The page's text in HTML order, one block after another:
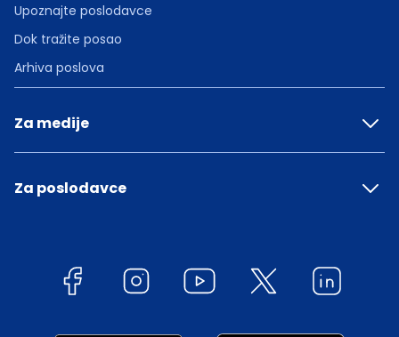
Upoznajte poslodavce
Dok tražite posao
Arhiva poslova
Za medije
Za poslodavce